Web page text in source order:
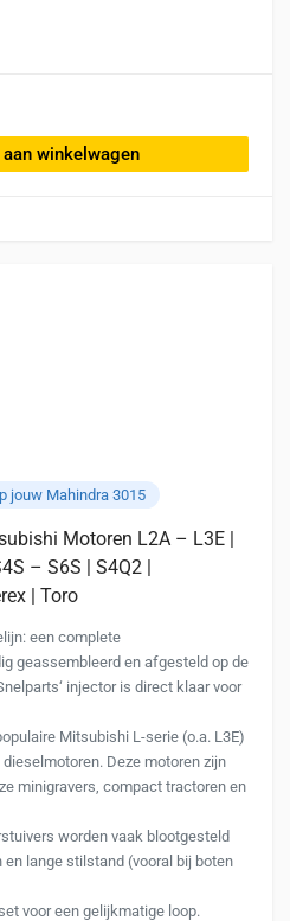
winkelwagen
jouw Mahindra 3015
Motoren L2A – L3E |
– S6S | S4Q2 |
| Toro
een complete
geassembleerd en afgesteld op de
injector is direct klaar voor
Mitsubishi L-serie (o.a. L3E)
Deze motoren zijn
minigravers, compact tractoren en
worden vaak blootgesteld
lange stilstand (vooral bij boten
voor een gelijkmatige loop.